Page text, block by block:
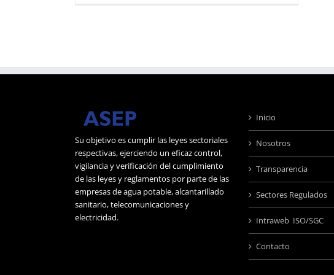
Su objetivo es cumplir las leyes sectoriales
respectivas, ejerciendo un eficaz control,
vigilancia y verificación del cumplimiento
de las leyes y reglamentos por parte de las
empresas de agua potable, alcantarillado
sanitario, telecomunicaciones y
electricidad.
Inicio
Nosotros
Transparencia
Sectores Regulados
Intraweb ISO/SGC
Contacto